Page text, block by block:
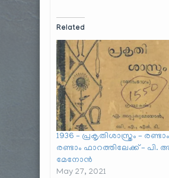
Related
1936 – പ്രകൃതിശാസ്ത്രം –
രണ്ടാം ഫാറത്തിലേക്ക് – പി.
മേനോൻ
May 27, 2021